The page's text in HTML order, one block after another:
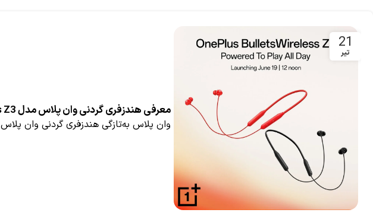
21
تیر
معرفی هندزفری گردنی وان پلاس مدل Bullets Wireless Z3
وان پلاس به‌تازگی هندزفری گردنی وان پلاس Bullets Wireless Z3 را با قابلیت‌های بهبودیافته معرفی کرده....